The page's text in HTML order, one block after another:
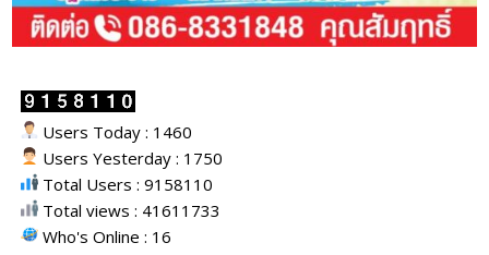
Users Today : 1460
Users Yesterday : 1750
Total Users : 9158110
Total views : 41611733
Who's Online : 16